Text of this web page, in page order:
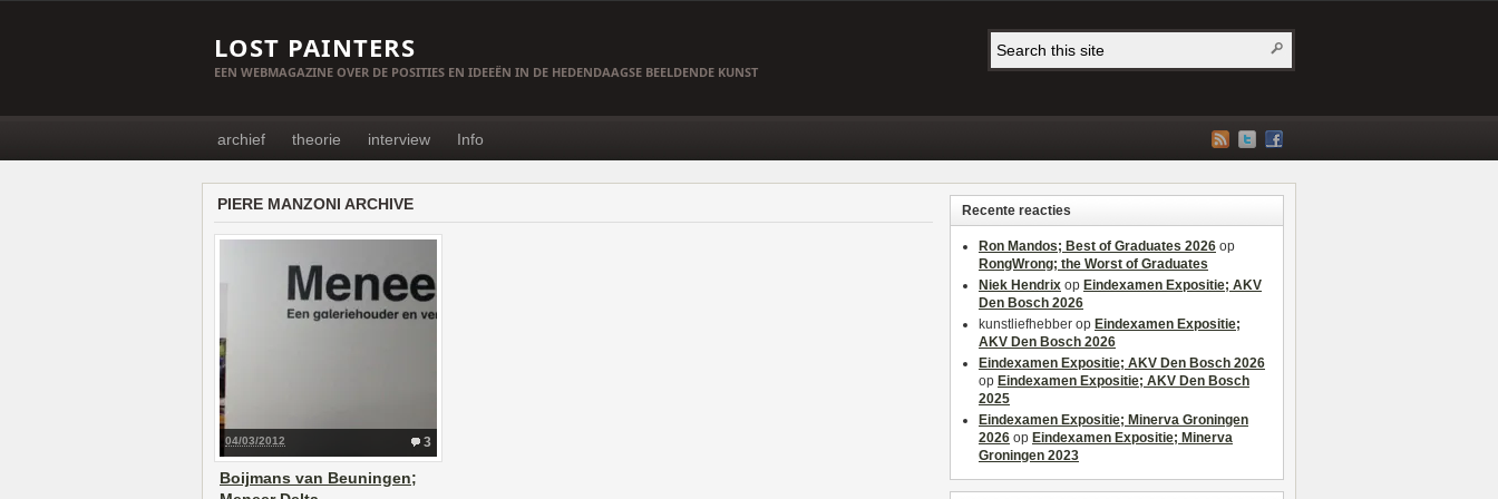
LOST PAINTERS
EEN WEBMAGAZINE OVER DE POSITIES EN IDEEËN IN DE HEDENDAAGSE BEELDENDE KUNST
archief theorie interview Info
PIERE MANZONI ARCHIVE
3
04/03/2012
Boijmans van Beuningen;
Recente reacties
Ron Mandos; Best of Graduates 2026 op
RongWrong; the Worst of Graduates
Niek Hendrix op Eindexamen Expositie; AKV
Den Bosch 2026
kunstliefhebber op Eindexamen Expositie;
AKV Den Bosch 2026
Eindexamen Expositie; AKV Den Bosch 2026
op Eindexamen Expositie; AKV Den Bosch
2025
Eindexamen Expositie; Minerva Groningen
2026 op Eindexamen Expositie; Minerva
Groningen 2023